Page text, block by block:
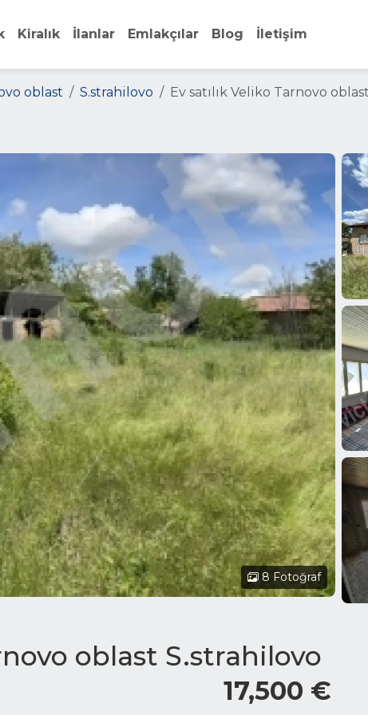
Kiralık İlanlar Emlakçılar Blog İletişim
oblast S.strahilovo Ev satılık Veliko Tarnovo
8 Fotoğraf
oblast S.strahilovo
17,500 €